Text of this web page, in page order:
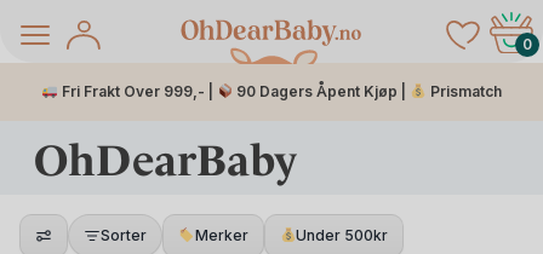
0
Fri Frakt Over 999,- | 90 Dagers Åpent Kjøp | Prismatch
OhDearBaby
Sorter Merker Under 500kr